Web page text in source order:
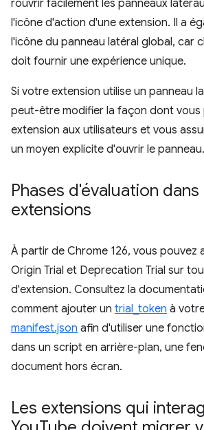
rouvrir facilement les panneaux
l'icône d'action d'une extension. Il a
l'icône du panneau latéral global, car
doit fournir une expérience unique.
Si votre extension utilise un panneau
peut-être modifier la façon dont
extension aux utilisateurs et vous
un moyen explicite d'ouvrir le panneau.
Phases d'évaluation dans
extensions
À partir de Chrome 126, vous pouvez
Origin Trial et Deprecation Trial sur
d'extension. Consultez la
comment ajouter un trial_token à
manifest.json afin d'utiliser une
dans un script en arrière-plan, une
document hors écran.
Les extensions qui